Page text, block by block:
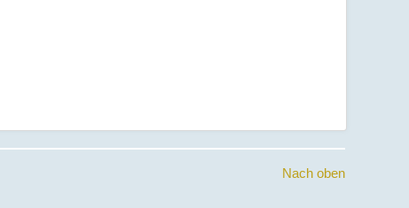
Nach oben